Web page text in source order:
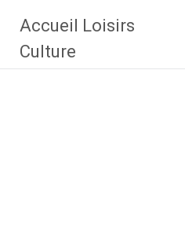
contenu
principal
Accueil Loisirs
Culture